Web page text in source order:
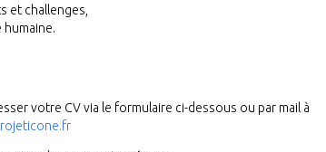
et challenges,
humaine.
votre CV via le formulaire ci-dessous ou par mail à